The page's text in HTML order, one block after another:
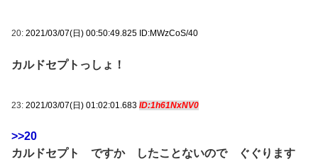
20: 2021/03/07(日) 00:50:49.825 ID:MWzCoS/40
カルドセプトっしょ！
23: 2021/03/07(日) 01:02:01.683 ID:1h61NxNV0
>>20
カルドセプト ですか したことないので ぐぐります